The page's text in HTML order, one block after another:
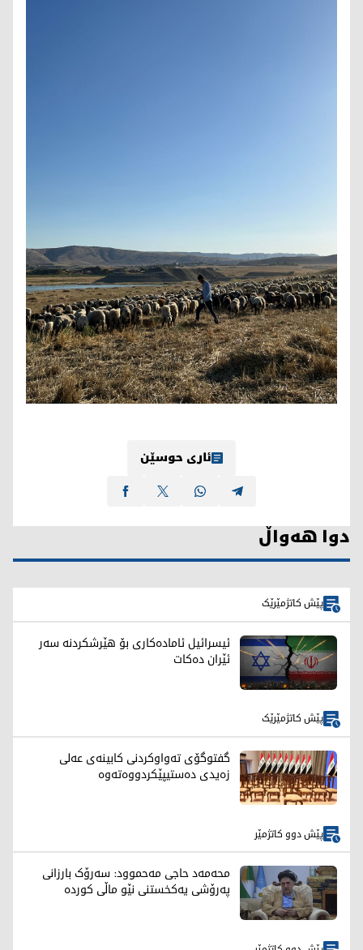
ئاری حوسێن
دوا هەواڵ
پێش کاتژمێرێک
ئیسرائیل ئامادەکاری بۆ هێرشکردنە سەر
ئێران دەکات
پێش کاتژمێرێک
گفتوگۆی تەواوكردنی كابینەی عەلی
زەیدی دەستیپێكردووەتەوە
پێش دوو کاتژمێر
محەمەد حاجی مەحموود: سەرۆک بارزانی
پەرۆشی یەکخستنی نێو ماڵی کوردە